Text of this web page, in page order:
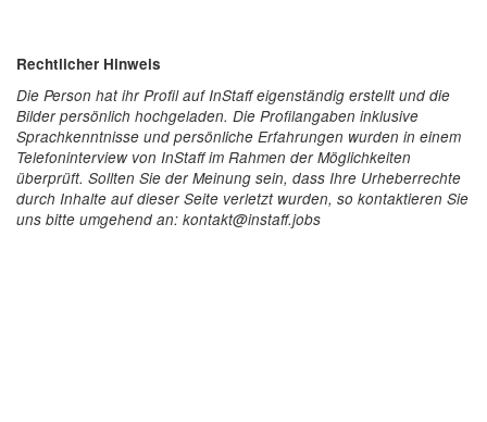
Rechtlicher Hinweis
Die Person hat ihr Profil auf InStaff eigenständig erstellt und die
Bilder persönlich hochgeladen. Die Profilangaben inklusive
Sprachkenntnisse und persönliche Erfahrungen wurden in einem
Telefoninterview von InStaff im Rahmen der Möglichkeiten
überprüft. Sollten Sie der Meinung sein, dass Ihre Urheberrechte
durch Inhalte auf dieser Seite verletzt wurden, so kontaktieren Sie
uns bitte umgehend an: kontakt@instaff.jobs